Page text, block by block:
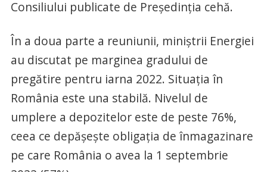
Consiliului publicate de Preşedinţia cehă.
În a doua parte a reuniunii, miniştrii Energiei
au discutat pe marginea gradului de
pregătire pentru iarna 2022. Situaţia în
România este una stabilă. Nivelul de
umplere a depozitelor este de peste 76%,
ceea ce depăşeşte obligaţia de înmagazinare
pe care România o avea la 1 septembrie